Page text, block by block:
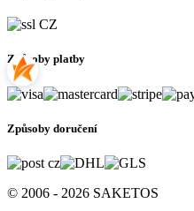
Způsoby platby
Způsoby doručení
© 2006 - 2026 SAKETOS